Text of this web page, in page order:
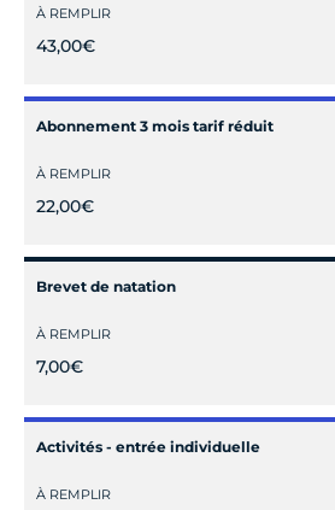
À REMPLIR
43,00€
Abonnement 3 mois tarif réduit
À REMPLIR
22,00€
Brevet de natation
À REMPLIR
7,00€
Activités - entrée individuelle
À REMPLIR